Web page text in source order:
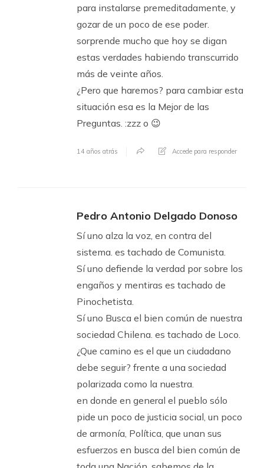
para instalarse premeditadamente, y
gozar de un poco de ese poder.
sorprende mucho que hoy se digan
estas verdades habiendo transcurrido
más de veinte años.
¿Pero que haremos? para cambiar esta
situación esa es la Mejor de las
Preguntas. :zzz o 😉
14 años atrás Accede para responder
Pedro Antonio Delgado Donoso
Sí uno alza la voz, en contra del
sistema. es tachado de Comunista.
Sí uno defiende la verdad por sobre los
engaños y mentiras es tachado de
Pinochetista.
Sí uno Busca el bien común de nuestra
sociedad Chilena. es tachado de Loco.
¿Que camino es el que un ciudadano
debe seguir? frente a una sociedad
polarizada como la nuestra.
en donde en general el pueblo sólo
pide un poco de justicia social, un poco
de armonía, Política, que unan sus
esfuerzos en busca del bien común de